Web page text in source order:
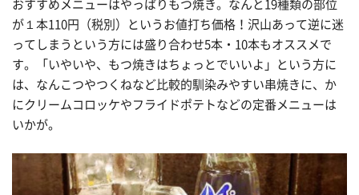
おすすめメニューはやっぱりもつ焼き。なんと19種類の部位
が１本110円（税別）というお値打ち価格！沢山あって逆に迷
ってしまうという方には盛り合わせ5本・10本もオススメで
す。「いやいや、もつ焼きはちょっとでいいよ」という方に
は、なんこつやつくねなど比較的馴染みやすい串焼きに、か
にクリームコロッケやフライドポテトなどの定番メニューは
いかが。